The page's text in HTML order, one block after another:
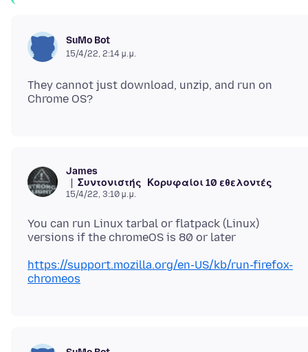
SuMo Bot
15/4/22, 2:14 μ.μ.
They cannot just download, unzip, and run on
James
Συντονιστής
Κορυφαίοι 10 εθελοντές
15/4/22, 3:10 μ.μ.
You can run Linux tarbal or flatpack (Linux)
https://support.mozilla.org/en-US/kb/run-firefox-
chromeos